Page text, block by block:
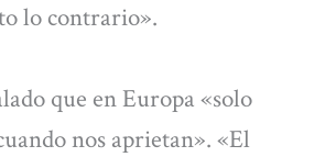
lo contrario».
que en Europa «solo
nos aprietan». «El